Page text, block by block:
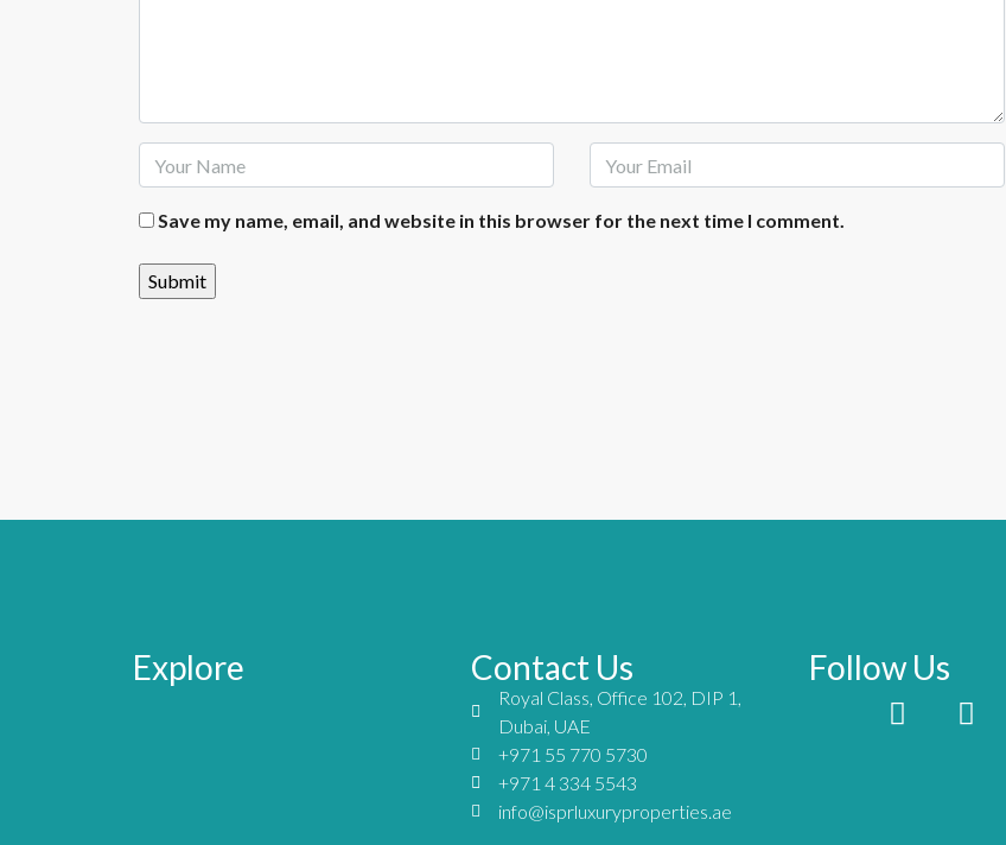
Save my name, email, and website in this browser for the next time I comment.
Explore Contact Us
Royal Class, Office 102, DIP 1,
Dubai, UAE
+971 55 770 5730
+971 4 334 5543
info@isprluxuryproperties.ae
Follow Us